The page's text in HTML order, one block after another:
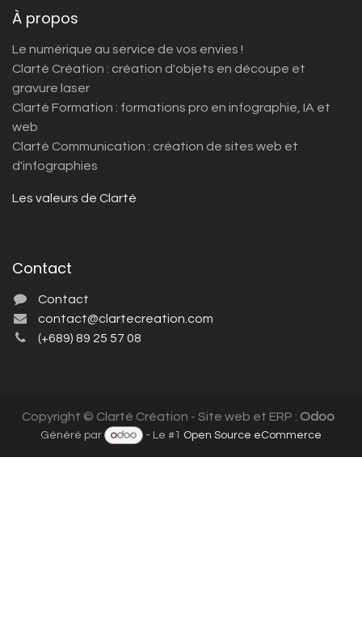
À propos
Le numérique au service de vos envies !
Clarté Création : création d'objets en découpe et
gravure laser
Clarté Formation : formations pro en infographie, IA et
web
Clarté Communication : création de sites web et
d'infographies
Les valeurs de Clarté
Contact
Contact
contact@clartecreation.com
(+689) 89 25 57 08
Copyright © Clarté Création - Site web et ERP : Odoo
Généré par - Le #1 Open Source eCommerce